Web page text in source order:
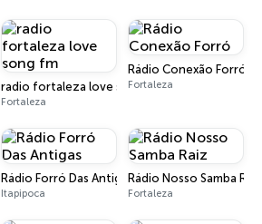
radio fortaleza love song fm
Fortaleza
Rádio Conexão Forró
Fortaleza
Rádio Forró Das Antigas
Itapipoca
Rádio Nosso Samba Raiz
Fortaleza